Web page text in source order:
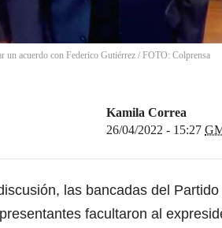
un acuerdo con Federico Gutiérrez / FOTO: Colprensa
Kamila Correa
26/04/2022 - 15:27
las bancadas del
facultaron al